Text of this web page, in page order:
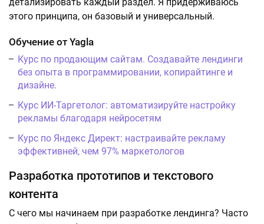
этого принципа, он базовый и универсальный.
Обучение от Yagla
Курс по продающим сайтам. Создавайте лендинги
без опыта в программировании, копирайтинге и
дизайне.
Курс ИИ-Таргетолог: автоматизируйте настройку
рекламы благодаря нейросетям
Курс по Яндекс Директ: настраивайте рекламу
эффективней, чем 97% маркетологов
Разработка прототипов и текстового
контента
С чего мы начинаем при разработке лендинга? Часто